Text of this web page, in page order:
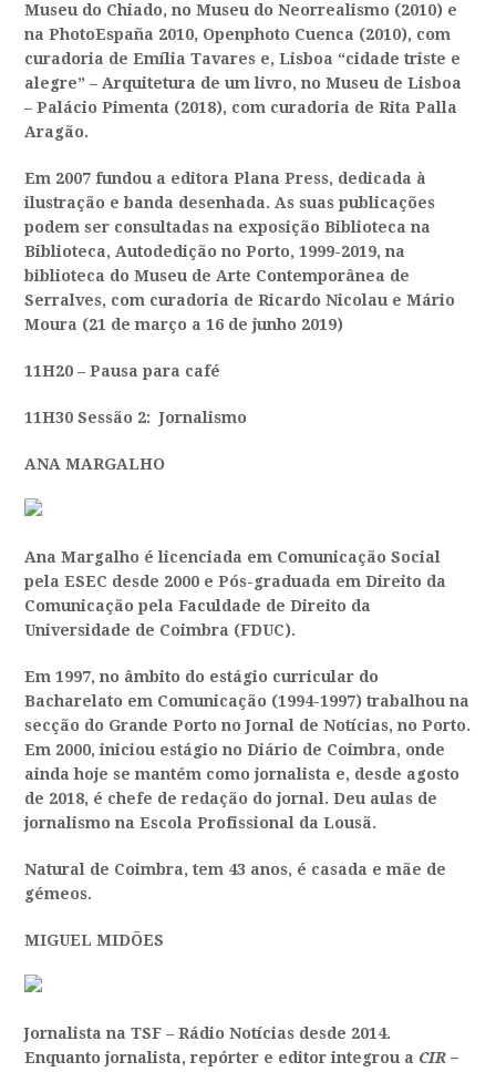
Museu do Chiado, no Museu do Neorrealismo (2010) e
na PhotoEspaña 2010, Openphoto Cuenca (2010), com
curadoria de Emília Tavares e, Lisboa “cidade triste e
alegre” – Arquitetura de um livro, no Museu de Lisboa
– Palácio Pimenta (2018), com curadoria de Rita Palla
Aragão.
Em 2007 fundou a editora Plana Press, dedicada à
ilustração e banda desenhada. As suas publicações
podem ser consultadas na exposição Biblioteca na
Biblioteca, Autodedição no Porto, 1999-2019, na
biblioteca do Museu de Arte Contemporânea de
Serralves, com curadoria de Ricardo Nicolau e Mário
Moura (21 de março a 16 de junho 2019)
11H20 –Pausa para café
11H30 Sessão 2:Jornalismo
ANA MARGALHO
Ana Margalho é licenciada em Comunicação Social
pela ESEC desde 2000 e Pós-graduada em Direito da
Comunicação pela Faculdade de Direito da
Universidade de Coimbra (FDUC).
Em 1997, no âmbito do estágio curricular do
Bacharelato em Comunicação (1994-1997) trabalhou na
secção do Grande Porto no Jornal de Notícias, no Porto.
Em 2000, iniciou estágio no Diário de Coimbra, onde
ainda hoje se mantém como jornalista e, desde agosto
de 2018, é chefe de redação do jornal. Deu aulas de
jornalismo na Escola Profissional da Lousã.
Natural de Coimbra, tem 43 anos, é casada e mãe de
gémeos.
MIGUEL MIDÕES
Jornalista na TSF – Rádio Notícias desde 2014.
Enquanto jornalista, repórter e editor integrou a CIR –